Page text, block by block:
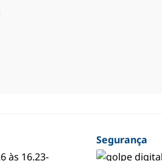
Segurança